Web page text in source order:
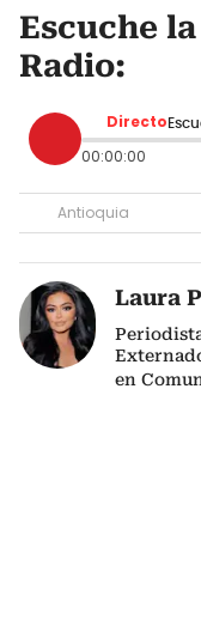
Escuche
Radio:
Directo
00:00:00
Antioquia
Laura
en